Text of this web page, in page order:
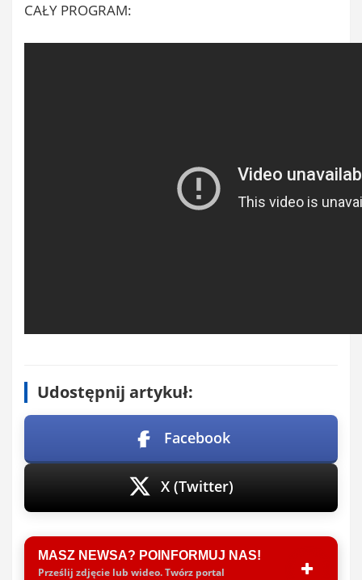
CAŁY PROGRAM:
Udostępnij artykuł:
Facebook
X (Twitter)
MASZ NEWSA? POINFORMUJ NAS!
Prześlij zdjęcie lub wideo. Twórz portal